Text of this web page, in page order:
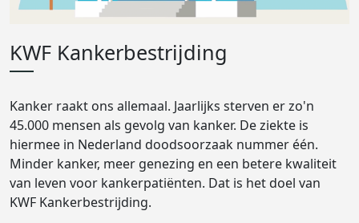
KWF Kankerbestrijding
Kanker raakt ons allemaal. Jaarlijks sterven er zo'n
45.000 mensen als gevolg van kanker. De ziekte is
hiermee in Nederland doodsoorzaak nummer één.
Minder kanker, meer genezing en een betere kwaliteit
van leven voor kankerpatiënten. Dat is het doel van
KWF Kankerbestrijding.